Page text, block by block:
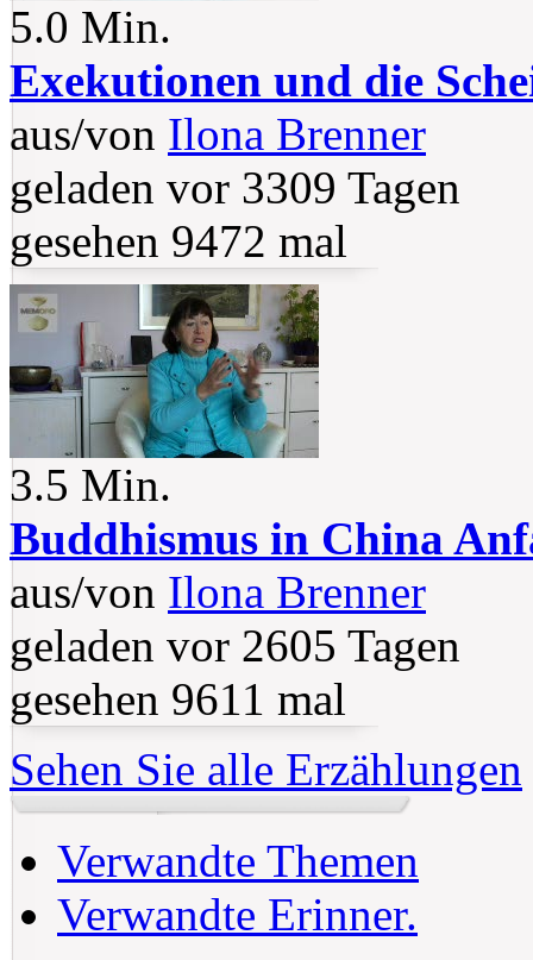
5.0 Min.
Exekutionen und die
aus/von Ilona Brenner
geladen vor 3309 Tagen
gesehen 9472 mal
3.5 Min.
Buddhismus in China
aus/von Ilona Brenner
geladen vor 2605 Tagen
gesehen 9611 mal
Sehen Sie alle Erzählungen
Verwandte Themen
Verwandte Erinner.